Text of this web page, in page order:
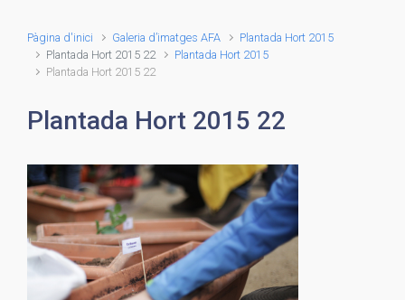
Pàgina d'inici Galeria d’imatges AFA
Plantada Hort 2015
Plantada Hort 2015 22
Plantada Hort 2015
Plantada Hort 2015 22
Plantada Hort 2015 22